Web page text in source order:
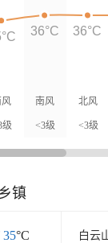
风
级
南风
<3级
北风
<3级
36°C 36°C
镇
35°C 白云